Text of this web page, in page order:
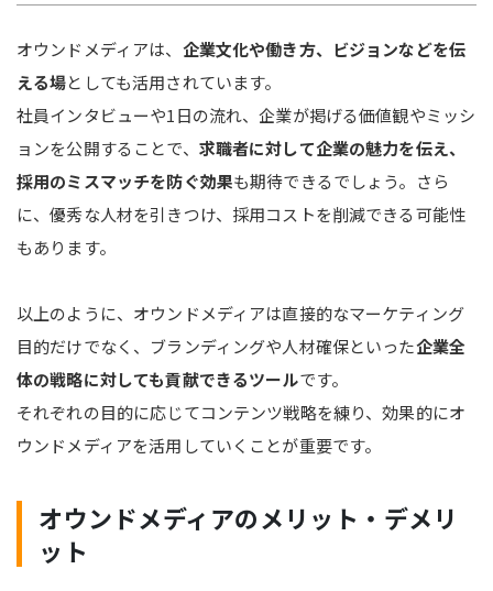
オウンドメディアは、 企業文化や働き方、ビジョンなどを伝
える場としても活用されています。
社員インタビューや1日の流れ、企業が掲げる価値観やミッシ
ョンを公開することで、 求職者に対して企業の魅力を伝え、
採用のミスマッチを防ぐ効果も期待できるでしょう。さら
に、優秀な人材を引きつけ、採用コストを削減できる可能性
もあります。
以上のように、オウンドメディアは直接的なマーケティング
目的だけでなく、ブランディングや人材確保といった企業全
体の戦略に対しても貢献できるツールです。
それぞれの目的に応じてコンテンツ戦略を練り、効果的にオ
ウンドメディアを活用していくことが重要です。
オウンドメディアのメリット・デメリ
ット